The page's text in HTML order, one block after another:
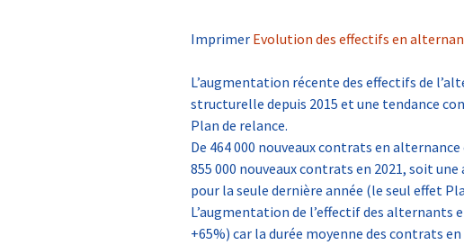
Imprimer Evolution des effectifs en
L’augmentation récente des effectifs de
structurelle depuis 2015 et une tendance
Plan de relance.
De 464 000 nouveaux contrats en
855 000 nouveaux contrats en 2021, soit
pour la seule dernière année (le seul effet
L’augmentation de l’effectif des alternants
+65%) car la durée moyenne des contrats